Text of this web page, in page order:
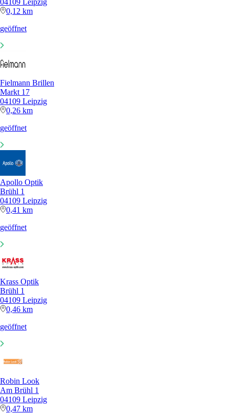
0,12 km
geöffnet
Fielmann Brillen
Markt 17
04109 Leipzig
0,26 km
geöffnet
Apollo Optik
Brühl 1
04109 Leipzig
0,41 km
geöffnet
Krass Optik
Brühl 1
04109 Leipzig
0,46 km
geöffnet
Robin Look
Am Brühl 1
04109 Leipzig
0,47 km